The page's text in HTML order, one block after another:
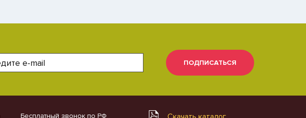
ПОДПИСАТЬСЯ
Бесплатный звонок по РФ